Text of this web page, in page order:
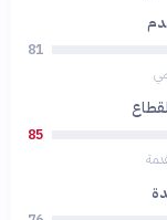
81
85